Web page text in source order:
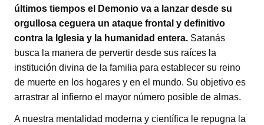
últimos tiempos el Demonio va a lanzar desde su
orgullosa ceguera un ataque frontal y definitivo
contra la Iglesia y la humanidad entera. Satanás
busca la manera de pervertir desde sus raíces la
institución divina de la familia para establecer su reino
de muerte en los hogares y en el mundo. Su objetivo es
arrastrar al infierno el mayor número posible de almas.
A nuestra mentalidad moderna y científica le repugna la